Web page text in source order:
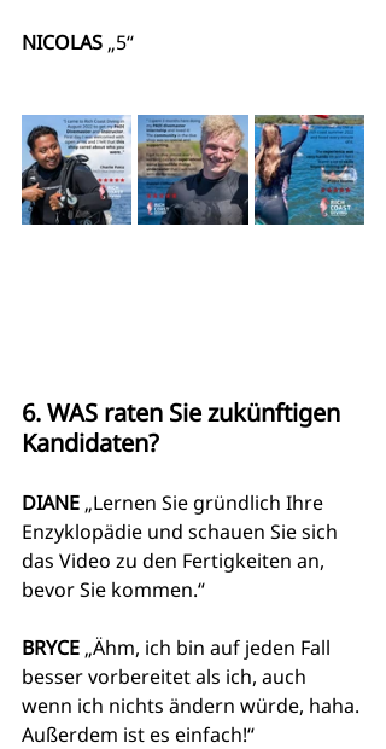
NICOLAS „5“
6. WAS raten Sie zukünftigen
Kandidaten?
DIANE „Lernen Sie gründlich Ihre
Enzyklopädie und schauen Sie sich
das Video zu den Fertigkeiten an,
bevor Sie kommen.“
BRYCE „Ähm, ich bin auf jeden Fall
besser vorbereitet als ich, auch
wenn ich nichts ändern würde, haha.
Außerdem ist es einfach!“